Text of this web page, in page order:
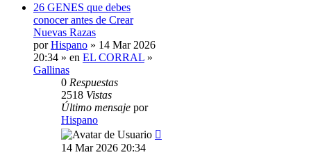
26 GENES que debes
conocer antes de Crear
Nuevas Razas
porHispano » 14 Mar 2026
20:34 » en EL CORRAL »
Gallinas
0 Respuestas
2518 Vistas
Último mensaje por
Hispano
14 Mar 2026 20:34